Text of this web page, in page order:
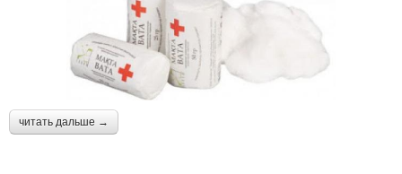
читать дальше →